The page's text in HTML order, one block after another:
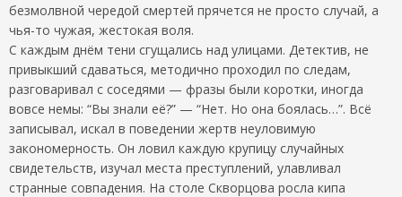
безмолвной чередой смертей прячется не просто случай, а
чья-то чужая, жестокая воля.
С каждым днём тени сгущались над улицами. Детектив, не
привыкший сдаваться, методично проходил по следам,
разговаривал с соседями — фразы были коротки, иногда
вовсе немы: “Вы знали её?” — “Нет. Но она боялась…”. Всё
записывал, искал в поведении жертв неуловимую
закономерность. Он ловил каждую крупицу случайных
свидетельств, изучал места преступлений, улавливал
странные совпадения. На столе Скворцова росла кипа